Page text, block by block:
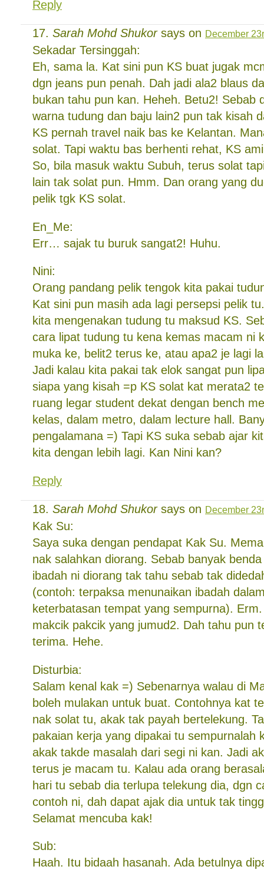
Reply
Sarah Mohd Shukorsays on December
Sekadar Tersinggah:
Eh, sama la. Kat sini pun KS buat jugak
dgn jeans pun penah. Dah jadi ala2 blaus
bukan tahu pun kan. Heheh. Betu2! Sebab
warna tudung dan baju lain2 pun tak kisah
KS pernah travel naik bas ke Kelantan.
solat. Tapi waktu bas berhenti rehat, KS
So, bila masuk waktu Subuh, terus solat
lain tak solat pun. Hmm. Dan orang yang
pelik tgk KS solat.
En_Me:
Err… sajak tu buruk sangat2! Huhu.
Nini:
Orang pandang pelik tengok kita pakai
Kat sini pun masih ada lagi persepsi pelik
kita mengenakan tudung tu maksud KS.
cara lipat tudung tu kena kemas macam ni
muka ke, belit2 terus ke, atau apa2 je lagi
Jadi kalau kita pakai tak elok sangat pun
siapa yang kisah =p KS solat kat merata2
ruang legar student dekat dengan bench
kelas, dalam metro, dalam lecture hall.
pengalamana =) Tapi KS suka sebab ajar
kita dengan lebih lagi. Kan Nini kan?
Reply
Sarah Mohd Shukorsays on December
Kak Su:
Saya suka dengan pendapat Kak Su.
nak salahkan diorang. Sebab banyak
ibadah ni diorang tak tahu sebab tak
(contoh: terpaksa menunaikan ibadah
keterbatasan tempat yang sempurna).
makcik pakcik yang jumud2. Dah tahu pun
terima. Hehe.
Disturbia:
Salam kenal kak =) Sebenarnya walau di
boleh mulakan untuk buat. Contohnya kat
nak solat tu, akak tak payah bertelekung.
pakaian kerja yang dipakai tu sempurnalah
akak takde masalah dari segi ni kan. Jadi
terus je macam tu. Kalau ada orang
hari tu sebab dia terlupa telekung dia, dgn
contoh ni, dah dapat ajak dia untuk tak
Selamat mencuba kak!
Sub:
Haah. Itu bidaah hasanah. Ada betulnya